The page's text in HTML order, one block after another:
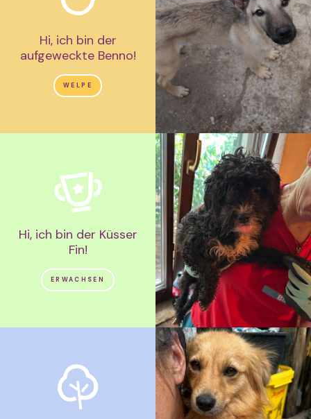
Hi, ich bin der
aufgeweckte Benno!
WELPE
Hi, ich bin der Küsser
Fin!
ERWACHSEN